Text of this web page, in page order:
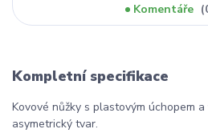
Komentáře
Kompletní specifikace
Kovové nůžky s plastovým úchopem
asymetrický tvar.